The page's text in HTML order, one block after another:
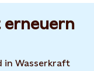
erneuern
Wasserkraft